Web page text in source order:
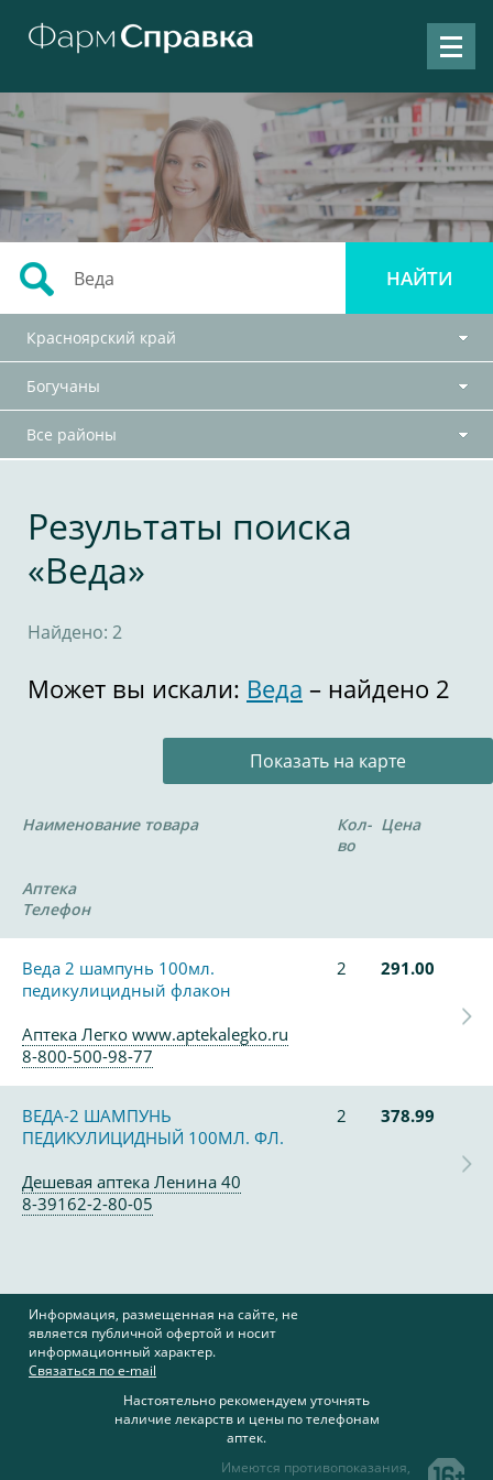
Красноярский край
Богучаны
Все районы
Результаты поиска
«Веда»
Найдено: 2
Может вы искали: Веда – найдено 2
Показать на карте
Наименование товара
Кол-
во
Цена
Аптека
Телефон
Веда 2 шампунь 100мл.
педикулицидный флакон
2 291.00
Аптека Легко www.aptekalegko.ru
8-800-500-98-77
ВЕДА-2 ШАМПУНЬ
ПЕДИКУЛИЦИДНЫЙ 100МЛ. ФЛ.
2 378.99
Дешевая аптека Ленина 40
8-39162-2-80-05
Информация, размещенная на сайте, не
является публичной офертой и носит
информационный характер.
Связаться по e-mail
Настоятельно рекомендуем уточнять
наличие лекарств и цены по телефонам
аптек.
Имеются противопоказания,